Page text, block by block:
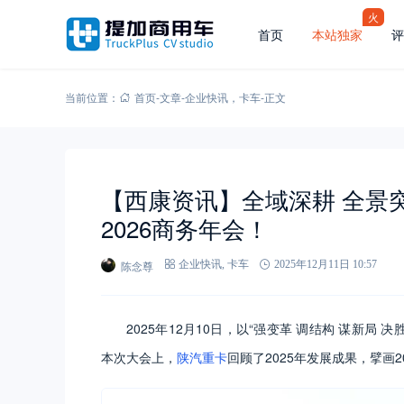
首页 本站独家
火
当前位置： 首页-文章-企业快讯 ， 卡车-正文
【西康资讯】全域深耕 全
2026商务年会！
陈念尊 企业快讯 卡车 2025年12月11日 10:57
2025年12月10日，以“强变革 调结构 谋新局 决
本次大会上， 陕汽重卡回顾了2025年发展成果，擘画